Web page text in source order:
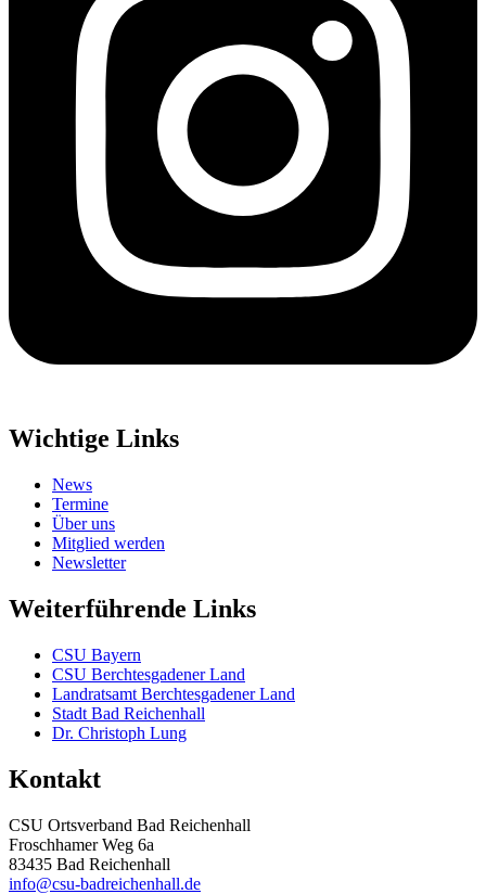
Wichtige Links
News
Termine
Über uns
Mitglied werden
Newsletter
Weiterführende Links
CSU Bayern
CSU Berchtesgadener Land
Landratsamt Berchtesgadener Land
Stadt Bad Reichenhall
Dr. Christoph Lung
Kontakt
CSU Ortsverband Bad Reichenhall
Froschhamer Weg 6a
83435 Bad Reichenhall
info@csu-badreichenhall.de